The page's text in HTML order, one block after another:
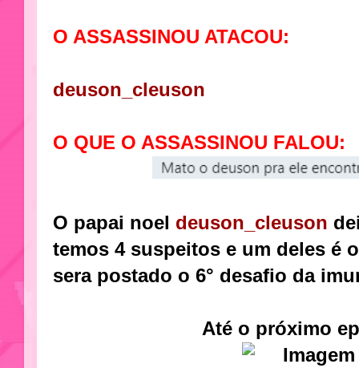
O ASSASSINOU ATACOU:
deuson_cleuson
O QUE O ASSASSINOU FALOU:
O papai noel deuson_cleuson
temos 4 suspeitos e um deles é
sera postado o 6° desafio da
Até o próximo